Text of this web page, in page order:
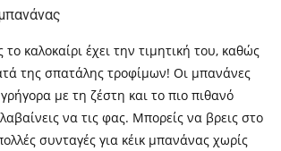
καλοκαίρι έχει την τιμητική του, καθώς
της σπατάλης τροφίμων! Οι μπανάνες
με τη ζέστη και το πιο πιθανό
να τις φας. Μπορείς να βρεις στο
συνταγές για κέικ μπανάνας χωρίς